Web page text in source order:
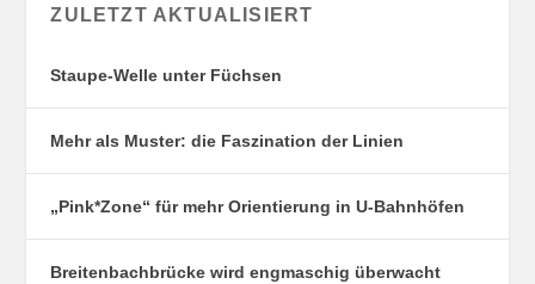
ZULETZT AKTUALISIERT
Staupe-Welle unter Füchsen
Mehr als Muster: die Faszination der Linien
„Pink*Zone“ für mehr Orientierung in U-Bahnhöfen
Breitenbachbrücke wird engmaschig überwacht